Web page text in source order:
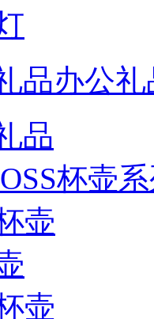
品办公礼
品
杯壶
壶
壶